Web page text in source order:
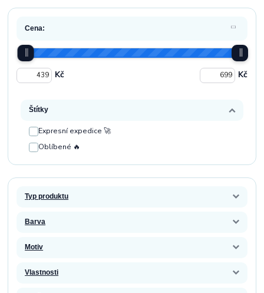
Cena:
Kč Kč
Štítky
Expresní expedice 🚀
Oblíbené 🔥
Typ produktu
Barva
Motiv
Vlastnosti